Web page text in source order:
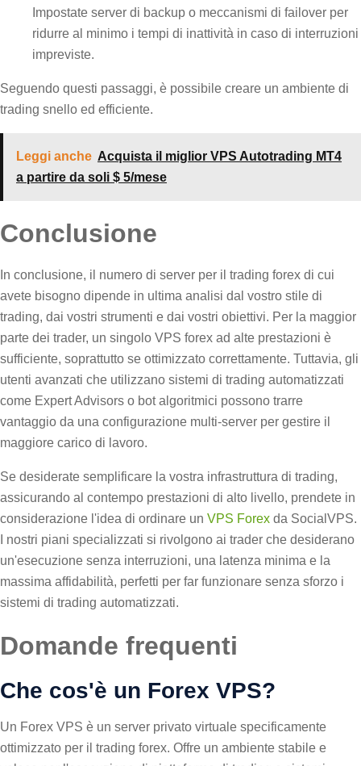
Impostate server di backup o meccanismi di failover per
ridurre al minimo i tempi di inattività in caso di interruzioni
impreviste.
Seguendo questi passaggi, è possibile creare un ambiente di
trading snello ed efficiente.
Leggi anche Acquista il miglior VPS Autotrading MT4
a partire da soli $ 5/mese
Conclusione
In conclusione, il numero di server per il trading forex di cui
avete bisogno dipende in ultima analisi dal vostro stile di
trading, dai vostri strumenti e dai vostri obiettivi. Per la maggior
parte dei trader, un singolo VPS forex ad alte prestazioni è
sufficiente, soprattutto se ottimizzato correttamente. Tuttavia, gli
utenti avanzati che utilizzano sistemi di trading automatizzati
come Expert Advisors o bot algoritmici possono trarre
vantaggio da una configurazione multi-server per gestire il
maggiore carico di lavoro.
Se desiderate semplificare la vostra infrastruttura di trading,
assicurando al contempo prestazioni di alto livello, prendete in
considerazione l'idea di ordinare un VPS Forex da SocialVPS.
I nostri piani specializzati si rivolgono ai trader che desiderano
un'esecuzione senza interruzioni, una latenza minima e la
massima affidabilità, perfetti per far funzionare senza sforzo i
sistemi di trading automatizzati.
Domande frequenti
Che cos'è un Forex VPS?
Un Forex VPS è un server privato virtuale specificamente
ottimizzato per il trading forex. Offre un ambiente stabile e